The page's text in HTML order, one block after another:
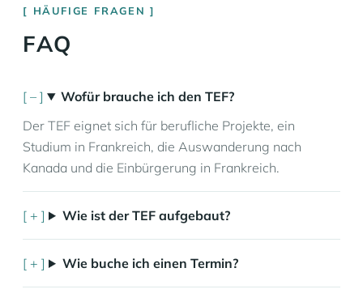
HÄUFIGE FRAGEN
FAQ
Wofür brauche ich den TEF?
Der TEF eignet sich für berufliche Projekte, ein
Studium in Frankreich, die Auswanderung nach
Kanada und die Einbürgerung in Frankreich.
Wie ist der TEF aufgebaut?
Wie buche ich einen Termin?